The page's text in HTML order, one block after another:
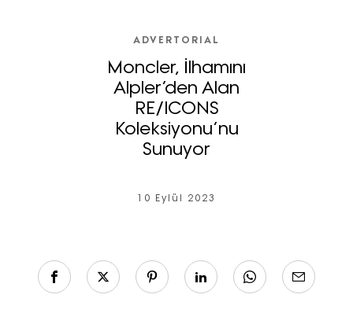
ADVERTORIAL
Moncler, İlhamını
Alpler’den Alan
RE/ICONS
Koleksiyonu’nu
Sunuyor
10 Eylül 2023